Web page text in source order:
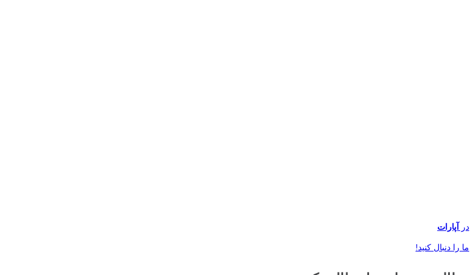
در آپارات
ما را دنبال کنید!